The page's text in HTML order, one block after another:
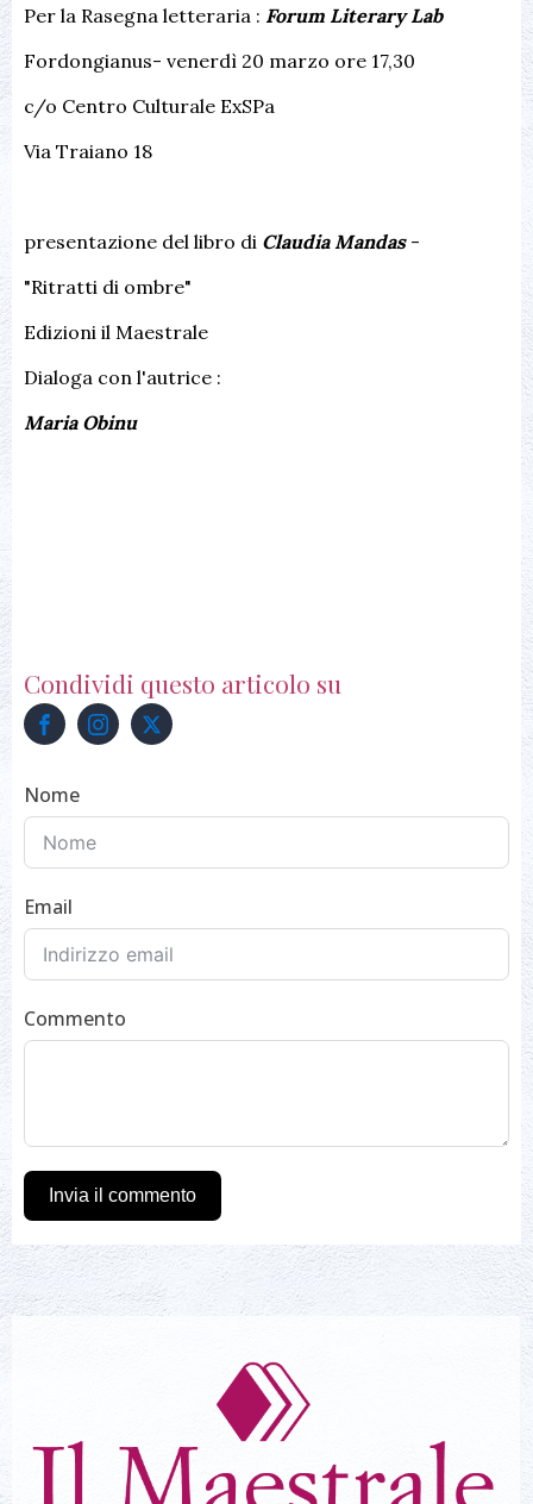
Per la Rasegna letteraria : Forum Literary Lab
Fordongianus- venerdì 20 marzo ore 17,30
c/o Centro Culturale ExSPa
Via Traiano 18
presentazione del libro di Claudia Mandas-
"Ritratti di ombre"
Edizioni il Maestrale
Dialoga con l'autrice :
Maria Obinu
Condividi questo articolo su
Nome
Email
Commento
Invia il commento